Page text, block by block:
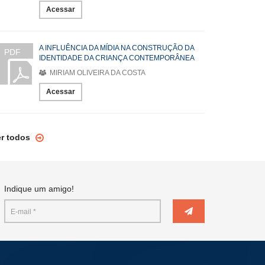
Acessar
PDF
A INFLUÊNCIA DA MÍDIA NA CONSTRUÇÃO DA
IDENTIDADE DA CRIANÇA CONTEMPORÂNEA
MIRIAM OLIVEIRA DA COSTA
Acessar
todos
Indique um amigo!